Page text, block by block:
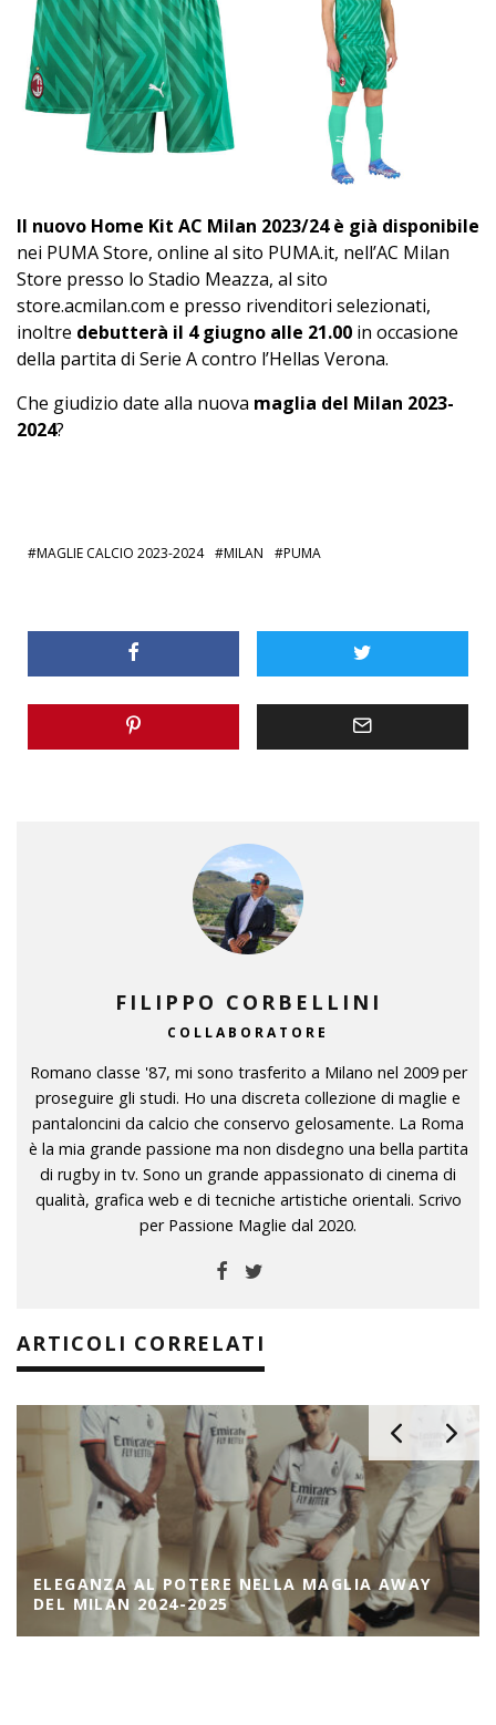
Il nuovo Home Kit AC Milan 2023/24 è già disponibile
nei PUMA Store, online al sito PUMA.it, nell’AC Milan
Store presso lo Stadio Meazza, al sito
store.acmilan.com e presso rivenditori selezionati,
inoltre debutterà il 4 giugno alle 21.00 in occasione
della partita di Serie A contro l’Hellas Verona.
Che giudizio date alla nuova maglia del Milan 2023-
2024?
MAGLIE CALCIO 2023-2024 MILAN PUMA
FILIPPO CORBELLINI
COLLABORATORE
Romano classe '87, mi sono trasferito a Milano nel 2009 per
proseguire gli studi. Ho una discreta collezione di maglie e
pantaloncini da calcio che conservo gelosamente. La Roma
è la mia grande passione ma non disdegno una bella partita
di rugby in tv. Sono un grande appassionato di cinema di
qualità, grafica web e di tecniche artistiche orientali. Scrivo
per Passione Maglie dal 2020.
ARTICOLI CORRELATI
ELEGANZA AL POTERE NELLA MAGLIA AWAY
DEL MILAN 2024-2025